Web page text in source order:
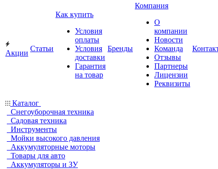
Акции
Статьи
Как купить
Условия
оплаты
Условия
доставки
Гарантия
на товар
Бренды
Компания
О
компании
Новости
Команда
Отзывы
Партнеры
Лицензии
Реквизиты
Каталог
Снегоуборочная техника
Садовая техника
Инструменты
Мойки высокого давления
Аккумуляторные моторы
Товары для авто
Аккумуляторы и ЗУ